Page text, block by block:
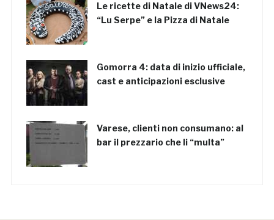
Le ricette di Natale di VNews24:
“Lu Serpe” e la Pizza di Natale
Gomorra 4: data di inizio ufficiale,
cast e anticipazioni esclusive
Varese, clienti non consumano: al
bar il prezzario che li “multa”